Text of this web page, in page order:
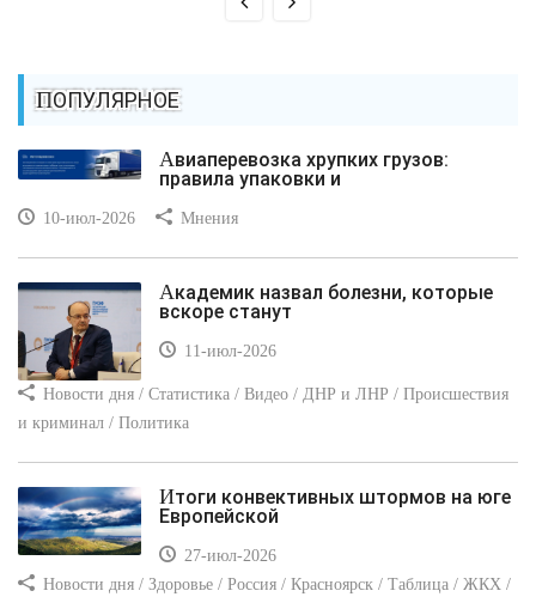
ПОПУЛЯРНОЕ
Авиаперевозка хрупких грузов:
правила упаковки и
10-июл-2026 Мнения
Академик назвал болезни, которые
вскоре станут
11-июл-2026
Новости дня / Статистика / Видео / ДНР и ЛНР / Происшествия
и криминал / Политика
Итоги конвективных штормов на юге
Европейской
27-июл-2026
Новости дня / Здоровье / Россия / Красноярск / Таблица / ЖКХ /